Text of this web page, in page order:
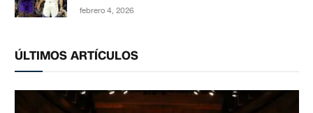
febrero 4, 2026
ÚLTIMOS ARTÍCULOS